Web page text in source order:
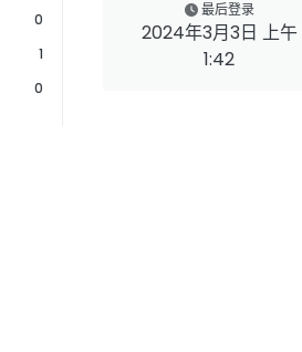
0
1
0
最后登录
2024年3月3日 上午
1:42